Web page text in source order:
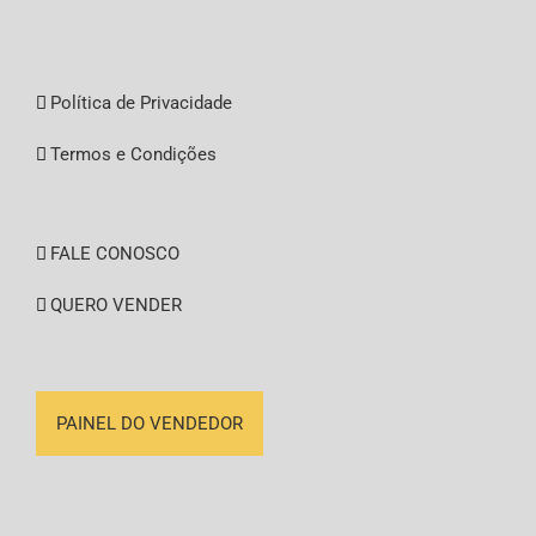
Política de Privacidade
Termos e Condições
FALE CONOSCO
QUERO VENDER
PAINEL DO VENDEDOR